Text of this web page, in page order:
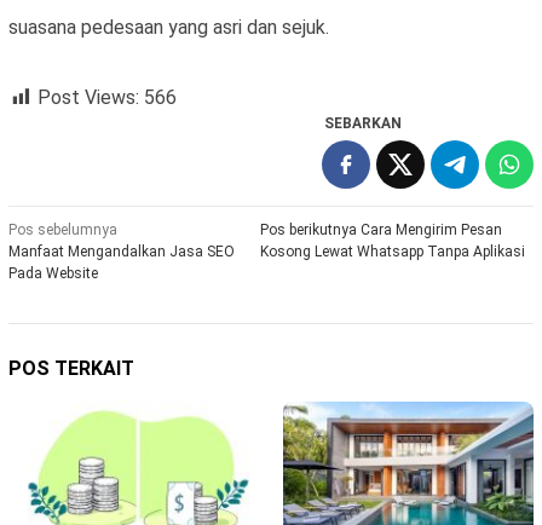
suasana pedesaan yang asri dan sejuk.
Post Views: 566
SEBARKAN
Navigasi
pos
Pos sebelumnya
Manfaat Mengandalkan Jasa SEO
Pada Website
Pos berikutnya Cara Mengirim Pesan
Kosong Lewat Whatsapp Tanpa Aplikasi
POS TERKAIT